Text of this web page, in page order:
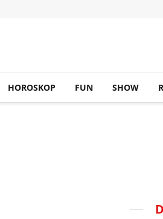
HOROSKOP FUN SHOW